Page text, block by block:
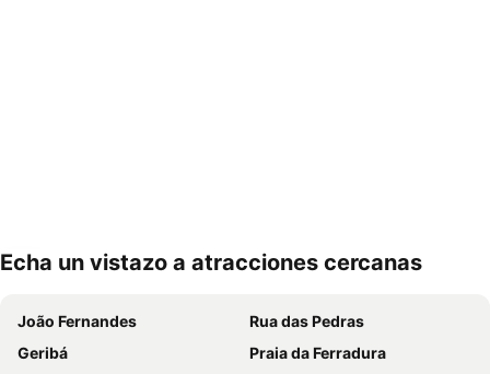
Echa un vistazo a atracciones cercanas
João Fernandes
Rua das Pedras
Geribá
Praia da Ferradura